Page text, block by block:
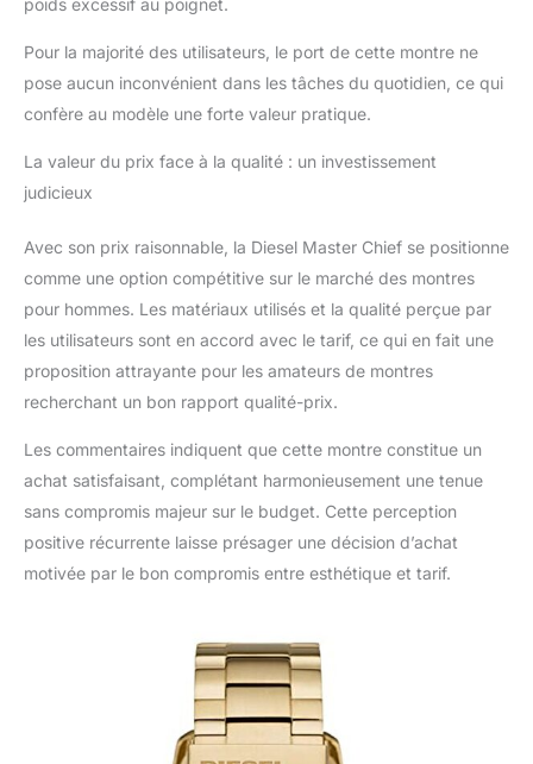
poids excessif au poignet.
Pour la majorité des utilisateurs, le port de cette montre ne
pose aucun inconvénient dans les tâches du quotidien, ce qui
confère au modèle une forte valeur pratique.
La valeur du prix face à la qualité : un investissement
judicieux
Avec son prix raisonnable, la Diesel Master Chief se positionne
comme une option compétitive sur le marché des montres
pour hommes. Les matériaux utilisés et la qualité perçue par
les utilisateurs sont en accord avec le tarif, ce qui en fait une
proposition attrayante pour les amateurs de montres
recherchant un bon rapport qualité-prix.
Les commentaires indiquent que cette montre constitue un
achat satisfaisant, complétant harmonieusement une tenue
sans compromis majeur sur le budget. Cette perception
positive récurrente laisse présager une décision d’achat
motivée par le bon compromis entre esthétique et tarif.